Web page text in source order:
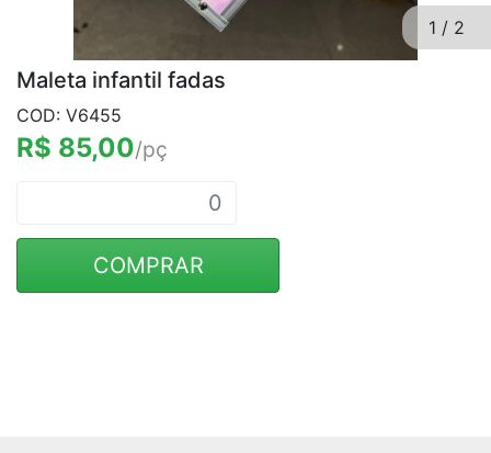
1 / 2
Maleta infantil fadas
COD: V6455
R$ 85,00/pç
COMPRAR